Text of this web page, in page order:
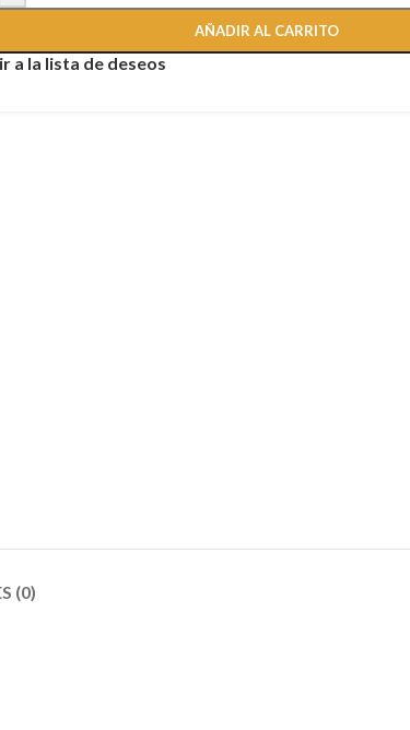
AÑADIR AL CARRITO
a la lista de deseos
(0)